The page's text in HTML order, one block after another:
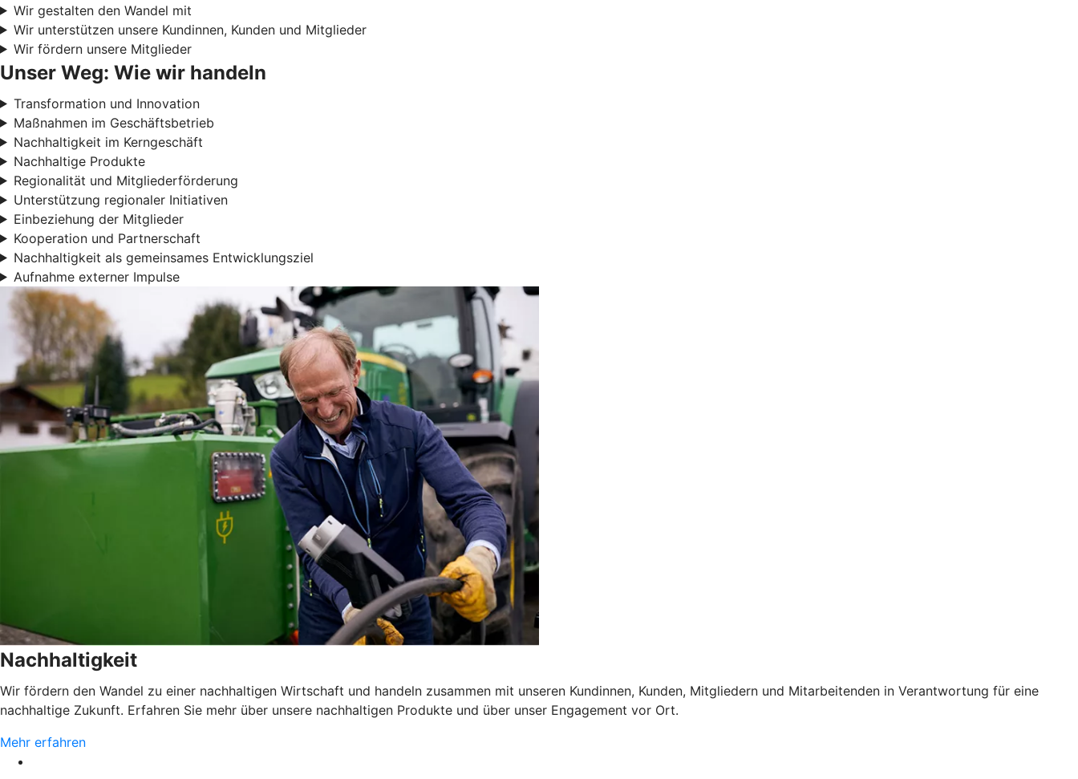
Wir gestalten den Wandel mit
Wir unterstützen unsere Kundinnen, Kunden und Mitglieder
Wir fördern unsere Mitglieder
Unser Weg: Wie wir handeln
Transformation und Innovation
Maßnahmen im Geschäftsbetrieb
Nachhaltigkeit im Kerngeschäft
Nachhaltige Produkte
Regionalität und Mitgliederförderung
Unterstützung regionaler Initiativen
Einbeziehung der Mitglieder
Kooperation und Partnerschaft
Nachhaltigkeit als gemeinsames Entwicklungsziel
Aufnahme externer Impulse
Nachhaltigkeit
Wir fördern den Wandel zu einer nachhaltigen Wirtschaft und handeln zusammen mit unseren Kundinnen, Kunden, Mitgliedern und Mitarbeitenden in Verantwortung für eine
nachhaltige Zukunft. Erfahren Sie mehr über unsere nachhaltigen Produkte und über unser Engagement vor Ort.
Mehr erfahren